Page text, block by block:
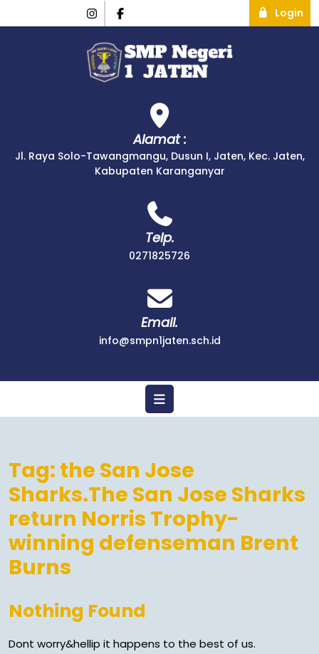
Login
Alamat :
Jl. Raya Solo-Tawangmangu, Dusun I, Jaten, Kec. Jaten,
Kabupaten Karanganyar
Telp.
0271825726
Email.
info@smpn1jaten.sch.id
Tag: the San Jose
Sharks.The San Jose Sharks
return Norris Trophy-
winning defenseman Brent
Burns
Nothing Found
Dont worry&hellip it happens to the best of us.